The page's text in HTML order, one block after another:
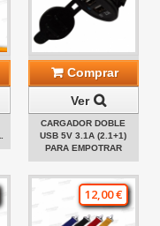
Comprar
Ver
CARGADOR DOBLE
USB 5V 3.1A (2.1+1)
PARA EMPOTRAR
12,00 €